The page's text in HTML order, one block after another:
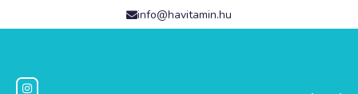
info@havitamin.hu